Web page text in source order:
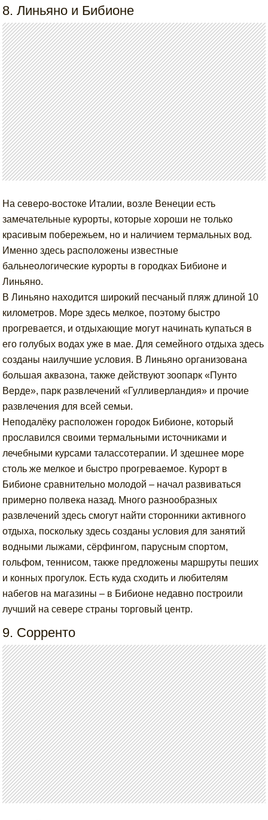
8. Линьяно и Бибионе
На северо-востоке Италии, возле Венеции есть
замечательные курорты, которые хороши не только
красивым побережьем, но и наличием термальных вод.
Именно здесь расположены известные
бальнеологические курорты в городках Бибионе и
Линьяно.
В Линьяно находится широкий песчаный пляж длиной 10
километров. Море здесь мелкое, поэтому быстро
прогревается, и отдыхающие могут начинать купаться в
его голубых водах уже в мае. Для семейного отдыха здесь
созданы наилучшие условия. В Линьяно организована
большая аквазона, также действуют зоопарк «Пунто
Верде», парк развлечений «Гулливерландия» и прочие
развлечения для всей семьи.
Неподалёку расположен городок Бибионе, который
прославился своими термальными источниками и
лечебными курсами талассотерапии. И здешнее море
столь же мелкое и быстро прогреваемое. Курорт в
Бибионе сравнительно молодой – начал развиваться
примерно полвека назад. Много разнообразных
развлечений здесь смогут найти сторонники активного
отдыха, поскольку здесь созданы условия для занятий
водными лыжами, сёрфингом, парусным спортом,
гольфом, теннисом, также предложены маршруты пеших
и конных прогулок. Есть куда сходить и любителям
набегов на магазины – в Бибионе недавно построили
лучший на севере страны торговый центр.
9. Сорренто